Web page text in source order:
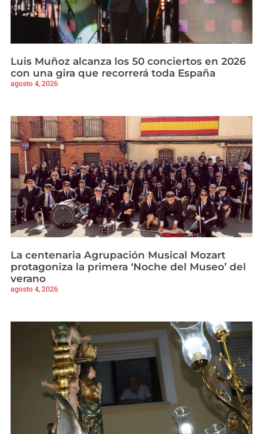
Luis Muñoz alcanza los 50 conciertos en 2026
con una gira que recorrerá toda España
agosto 4, 2026
La centenaria Agrupación Musical Mozart
protagoniza la primera ‘Noche del Museo’ del
verano
agosto 4, 2026